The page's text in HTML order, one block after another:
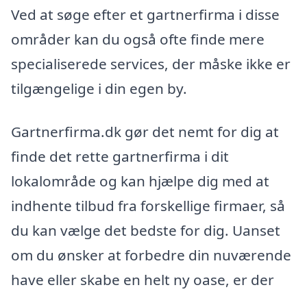
Ved at søge efter et gartnerfirma i disse
områder kan du også ofte finde mere
specialiserede services, der måske ikke er
tilgængelige i din egen by.
Gartnerfirma.dk gør det nemt for dig at
finde det rette gartnerfirma i dit
lokalområde og kan hjælpe dig med at
indhente tilbud fra forskellige firmaer, så
du kan vælge det bedste for dig. Uanset
om du ønsker at forbedre din nuværende
have eller skabe en helt ny oase, er der